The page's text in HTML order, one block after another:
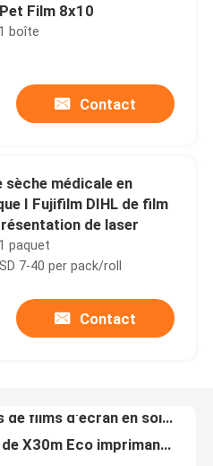
Film 8x10
boîte
Contact
sèche médicale en
I Fujifilm DIHL de film
de laser
paquet
7-40 per pack/roll
Contact
Film
Film médical bleu de laser de pouce de X basé par ANIMAL FAMILIER Ray Film 8x10 pour la sortie d'image numérique